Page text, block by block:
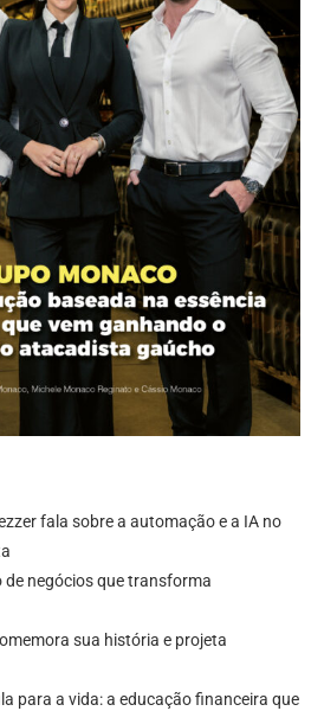
fala sobre a automação e a IA no
de negócios que transforma
sua história e projeta
para a vida: a educação financeira que